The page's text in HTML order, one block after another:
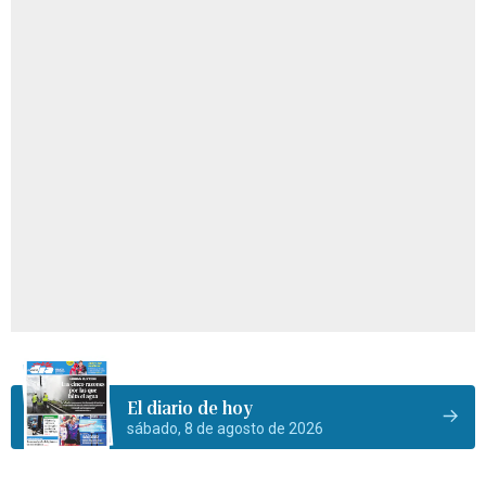
El diario de hoy
sábado, 8 de agosto de 2026